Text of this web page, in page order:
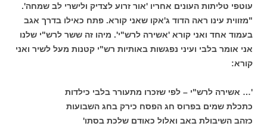
עוטפי טליתות העונים אחריו 'אור זרוע לצדיק ולישרי לב שמחה'.
"מזווית עינו ראה הדוד ג'אקו שאני קורא. פתח כאילו בדרך אגב
בעמוד אחד ואני קורא 'אשירה לרש"י'. מיהו זה ששר לרש"י שלנו
אני אומר בלבי ועיני נפגשות באותיות רש"י קטנות מעל לשיר ואני
קורא:
'… אשירה לרש"י – לפי שזכרו מתעורר בלבי כילדות
כתכלת שמים בפרוס חג הפסח כירק בחג השבועות
כזהב השיבולת באב ואלול כאודם שלכת בסתו'